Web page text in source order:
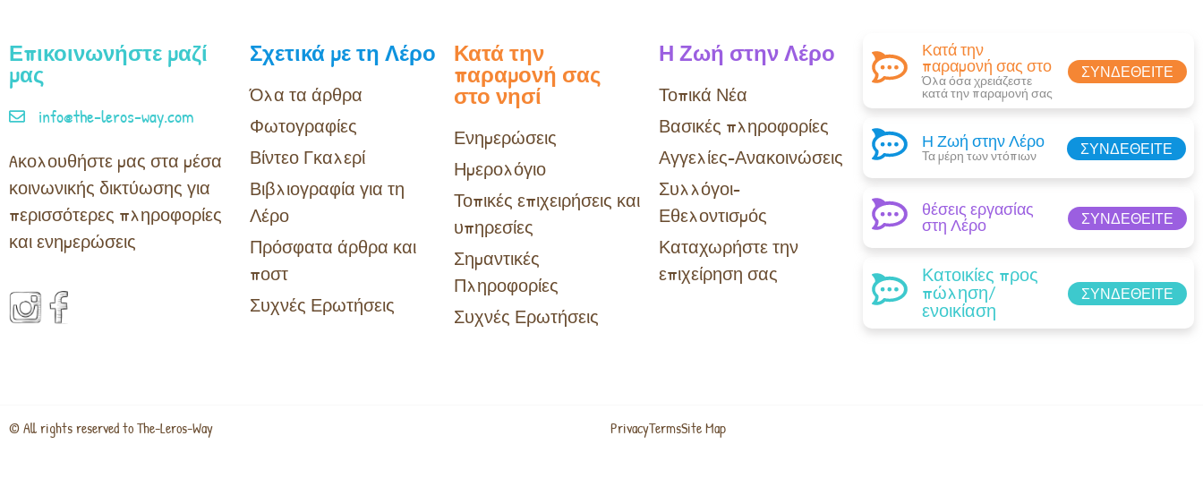
Επικοινωνήστε μαζί
μας
info@the-leros-way.com
Aκολουθήστε μας στα μέσα
κοινωνικής δικτύωσης για
περισσότερες πληροφορίες
και ενημερώσεις
Σχετικά με τη Λέρο
Όλα τα άρθρα
Φωτογραφίες
Βίντεο Γκαλερί
Βιβλιογραφία για τη
Λέρο
Πρόσφατα άρθρα και
ποστ
Συχνές Ερωτήσεις
Κατά την
παραμονή σας
στο νησί
Ενημερώσεις
Ημερολόγιο
Τοπικές επιχειρήσεις και
υπηρεσίες
Σημαντικές
Πληροφορίες
Συχνές Ερωτήσεις
Η Ζωή στην Λέρο
Τοπικά Νέα
Βασικές πληροφορίες
Αγγελίες-Ανακοινώσεις
Συλλόγοι-
Εθελοντισμός
Καταχωρήστε την
επιχείρηση σας
Κατά την
παραμονή σας στο
Όλα όσα χρειάζεστε
κατά την παραμονή σας​
ΣΥΝΔΕΘΕΊΤΕ
Η Ζωή στην Λέρο
Τα μέρη των ντόπιων ΣΥΝΔΕΘΕΊΤΕ
θέσεις εργασίας
στη Λέρο ΣΥΝΔΕΘΕΊΤΕ
Κατοικίες προς
πώληση/
ενοικίαση
ΣΥΝΔΕΘΕΊΤΕ
© All rights reserved to The-Leros-Way PrivacyTermsSite Map